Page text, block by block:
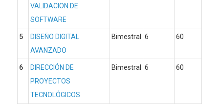
VALIDACION DE
SOFTWARE
5
DISEÑO DIGITAL
AVANZADO
Bimestral 6 60
6
DIRECCIÓN DE
PROYECTOS
TECNOLÓGICOS
Bimestral 6 60